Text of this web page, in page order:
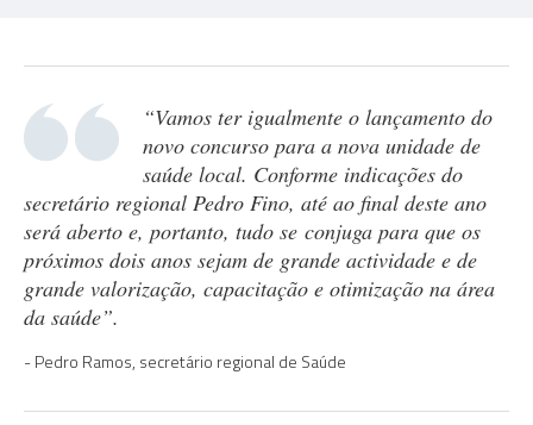
“Vamos ter igualmente o lançamento do
novo concurso para a nova unidade de
saúde local. Conforme indicações do
secretário regional Pedro Fino, até ao final deste ano
será aberto e, portanto, tudo se conjuga para que os
próximos dois anos sejam de grande actividade e de
grande valorização, capacitação e otimização na área
da saúde”.
Pedro Ramos, secretário regional de Saúde